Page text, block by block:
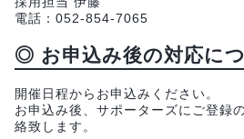
電話：052-854-7065
◎ お申込み後の対応に
開催日程からお申込みください。
お申込み後、サポーターズにご登録
絡致します。